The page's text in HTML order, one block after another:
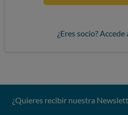
¿Eres socio?
¿Quieres recibir nuestra